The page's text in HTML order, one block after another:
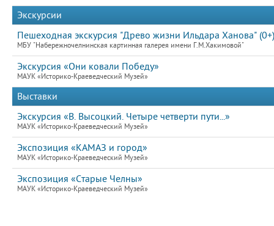
Экскурсии
Пешеходная экскурсия "Древо жизни Ильдара Ханова" (0+)
МБУ "Набережночелнинская картинная галерея имени Г.М.Хакимовой"
Экскурсия «Они ковали Победу»
МАУК «Историко-Краеведческий Музей»
Выставки
Экскурсия «В. Высоцкий. Четыре четверти пути...»
МАУК «Историко-Краеведческий Музей»
Экспозиция «КАМАЗ и город»
МАУК «Историко-Краеведческий Музей»
Экспозиция «Старые Челны»
МАУК «Историко-Краеведческий Музей»